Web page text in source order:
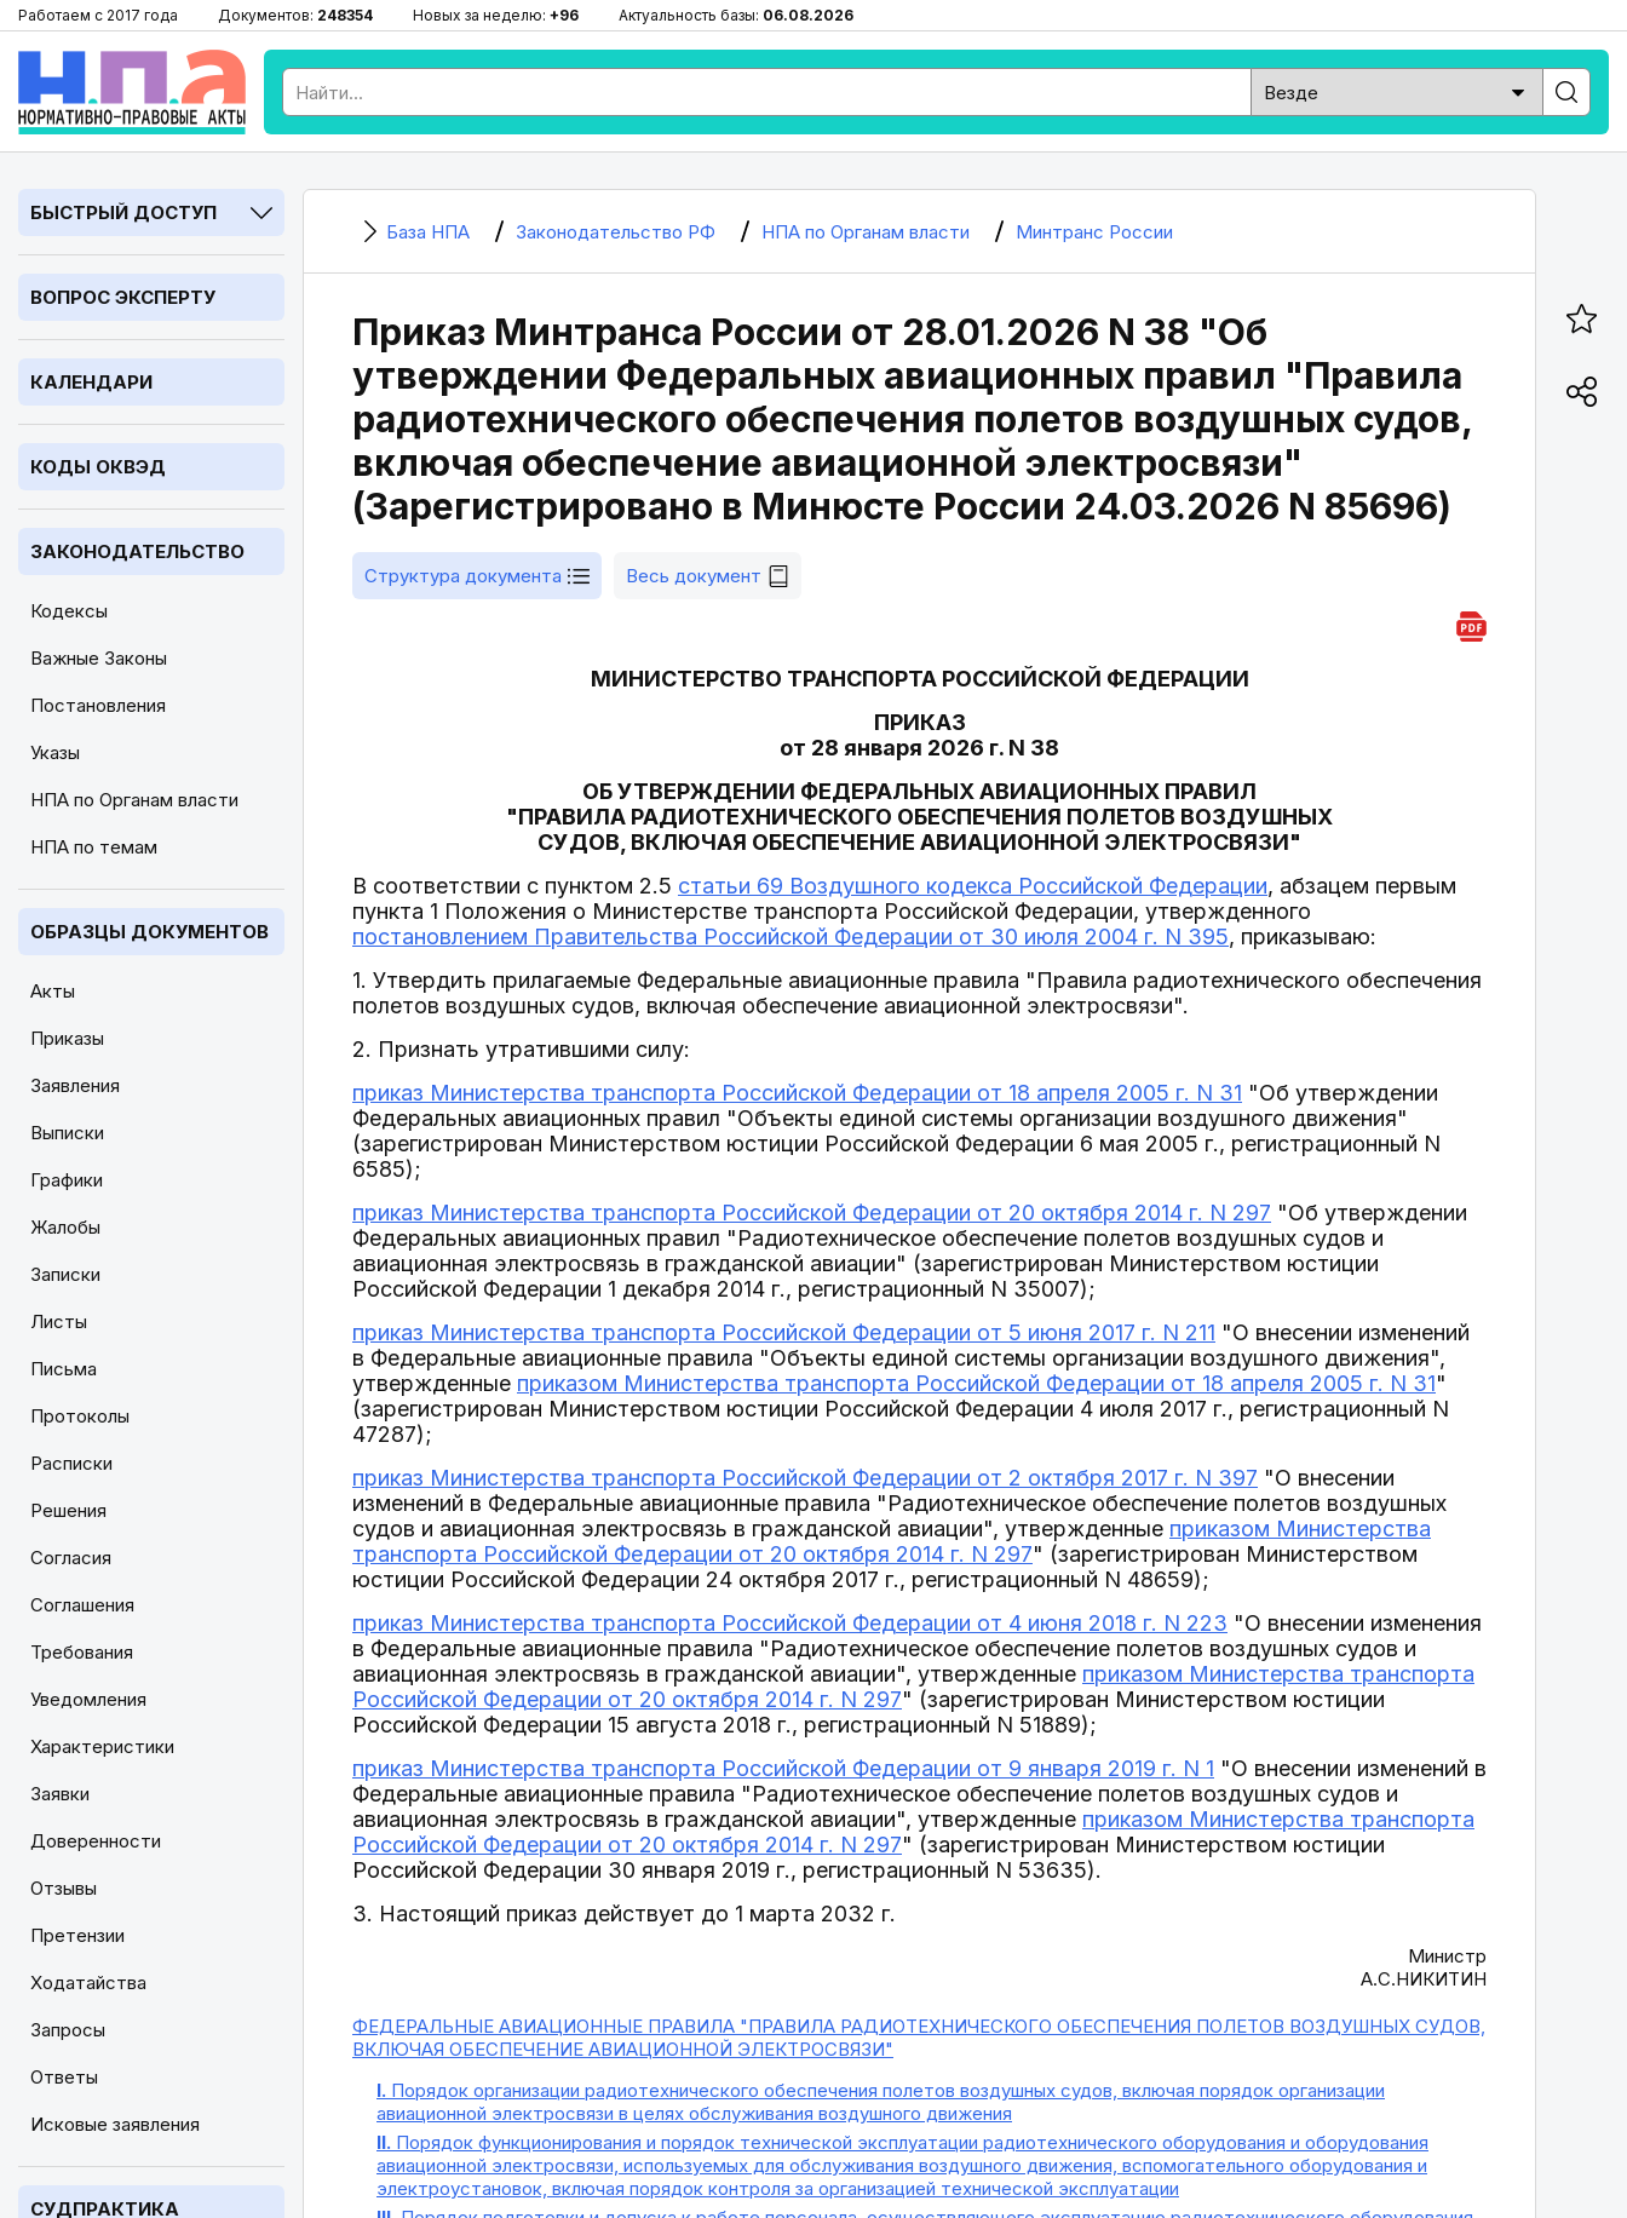
Работаем с 2017 года Документов: 248354 Новых за неделю: +96 Актуальность базы: 06.08.2026
БЫСТРЫЙ ДОСТУП
ВОПРОС ЭКСПЕРТУ
КАЛЕНДАРИ
КОДЫ ОКВЭД
ЗАКОНОДАТЕЛЬСТВО
Кодексы
Важные Законы
Постановления
Указы
НПА по Органам власти
НПА по темам
ОБРАЗЦЫ ДОКУМЕНТОВ
Акты
Приказы
Заявления
Выписки
Графики
Жалобы
Записки
Листы
Письма
Протоколы
Расписки
Решения
Согласия
Соглашения
Требования
Уведомления
Характеристики
Заявки
Доверенности
Отзывы
Претензии
Ходатайства
Запросы
Ответы
Исковые заявления
СУДПРАКТИКА
База НПА Законодательство РФ НПА по Органам власти Минтранс России
Приказ Минтранса России от 28.01.2026 N 38 "Об
утверждении Федеральных авиационных правил "Правила
радиотехнического обеспечения полетов воздушных судов,
включая обеспечение авиационной электросвязи"
(Зарегистрировано в Минюсте России 24.03.2026 N 85696)
Структура документа Весь документ
МИНИСТЕРСТВО ТРАНСПОРТА РОССИЙСКОЙ ФЕДЕРАЦИИ
ПРИКАЗ
от 28 января 2026 г. N 38
ОБ УТВЕРЖДЕНИИ ФЕДЕРАЛЬНЫХ АВИАЦИОННЫХ ПРАВИЛ
"ПРАВИЛА РАДИОТЕХНИЧЕСКОГО ОБЕСПЕЧЕНИЯ ПОЛЕТОВ ВОЗДУШНЫХ
СУДОВ, ВКЛЮЧАЯ ОБЕСПЕЧЕНИЕ АВИАЦИОННОЙ ЭЛЕКТРОСВЯЗИ"
В соответствии с пунктом 2.5 статьи 69 Воздушного кодекса Российской Федерации, абзацем первым
пункта 1 Положения о Министерстве транспорта Российской Федерации, утвержденного
постановлением Правительства Российской Федерации от 30 июля 2004 г. N 395, приказываю:
1. Утвердить прилагаемые Федеральные авиационные правила "Правила радиотехнического обеспечения
полетов воздушных судов, включая обеспечение авиационной электросвязи".
2. Признать утратившими силу:
приказ Министерства транспорта Российской Федерации от 18 апреля 2005 г. N 31 "Об утверждении
Федеральных авиационных правил "Объекты единой системы организации воздушного движения"
(зарегистрирован Министерством юстиции Российской Федерации 6 мая 2005 г., регистрационный N
6585);
приказ Министерства транспорта Российской Федерации от 20 октября 2014 г. N 297 "Об утверждении
Федеральных авиационных правил "Радиотехническое обеспечение полетов воздушных судов и
авиационная электросвязь в гражданской авиации" (зарегистрирован Министерством юстиции
Российской Федерации 1 декабря 2014 г., регистрационный N 35007);
приказ Министерства транспорта Российской Федерации от 5 июня 2017 г. N 211 "О внесении изменений
в Федеральные авиационные правила "Объекты единой системы организации воздушного движения",
утвержденные приказом Министерства транспорта Российской Федерации от 18 апреля 2005 г. N 31"
(зарегистрирован Министерством юстиции Российской Федерации 4 июля 2017 г., регистрационный N
47287);
приказ Министерства транспорта Российской Федерации от 2 октября 2017 г. N 397 "О внесении
изменений в Федеральные авиационные правила "Радиотехническое обеспечение полетов воздушных
судов и авиационная электросвязь в гражданской авиации", утвержденные приказом Министерства
транспорта Российской Федерации от 20 октября 2014 г. N 297" (зарегистрирован Министерством
юстиции Российской Федерации 24 октября 2017 г., регистрационный N 48659);
приказ Министерства транспорта Российской Федерации от 4 июня 2018 г. N 223 "О внесении изменения
в Федеральные авиационные правила "Радиотехническое обеспечение полетов воздушных судов и
авиационная электросвязь в гражданской авиации", утвержденные приказом Министерства транспорта
Российской Федерации от 20 октября 2014 г. N 297" (зарегистрирован Министерством юстиции
Российской Федерации 15 августа 2018 г., регистрационный N 51889);
приказ Министерства транспорта Российской Федерации от 9 января 2019 г. N 1 "О внесении изменений в
Федеральные авиационные правила "Радиотехническое обеспечение полетов воздушных судов и
авиационная электросвязь в гражданской авиации", утвержденные приказом Министерства транспорта
Российской Федерации от 20 октября 2014 г. N 297" (зарегистрирован Министерством юстиции
Российской Федерации 30 января 2019 г., регистрационный N 53635).
3. Настоящий приказ действует до 1 марта 2032 г.
Министр
А.С.НИКИТИН
ФЕДЕРАЛЬНЫЕ АВИАЦИОННЫЕ ПРАВИЛА "ПРАВИЛА РАДИОТЕХНИЧЕСКОГО ОБЕСПЕЧЕНИЯ ПОЛЕТОВ ВОЗДУШНЫХ СУДОВ,
ВКЛЮЧАЯ ОБЕСПЕЧЕНИЕ АВИАЦИОННОЙ ЭЛЕКТРОСВЯЗИ"
I. Порядок организации радиотехнического обеспечения полетов воздушных судов, включая порядок организации
авиационной электросвязи в целях обслуживания воздушного движения
II. Порядок функционирования и порядок технической эксплуатации радиотехнического оборудования и оборудования
авиационной электросвязи, используемых для обслуживания воздушного движения, вспомогательного оборудования и
электроустановок, включая порядок контроля за организацией технической эксплуатации